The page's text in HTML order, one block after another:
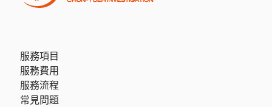
服務項目
服務費用
服務流程
常見問題